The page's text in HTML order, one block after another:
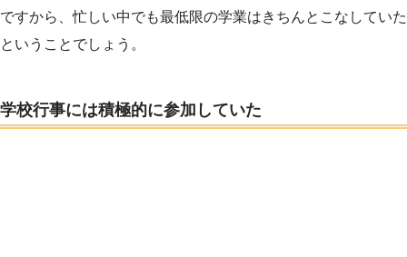
ですから、忙しい中でも最低限の学業はきちんとこなしていた
ということでしょう。
学校行事には積極的に参加していた